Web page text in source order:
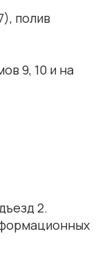
полив
9, 10 и на
2.